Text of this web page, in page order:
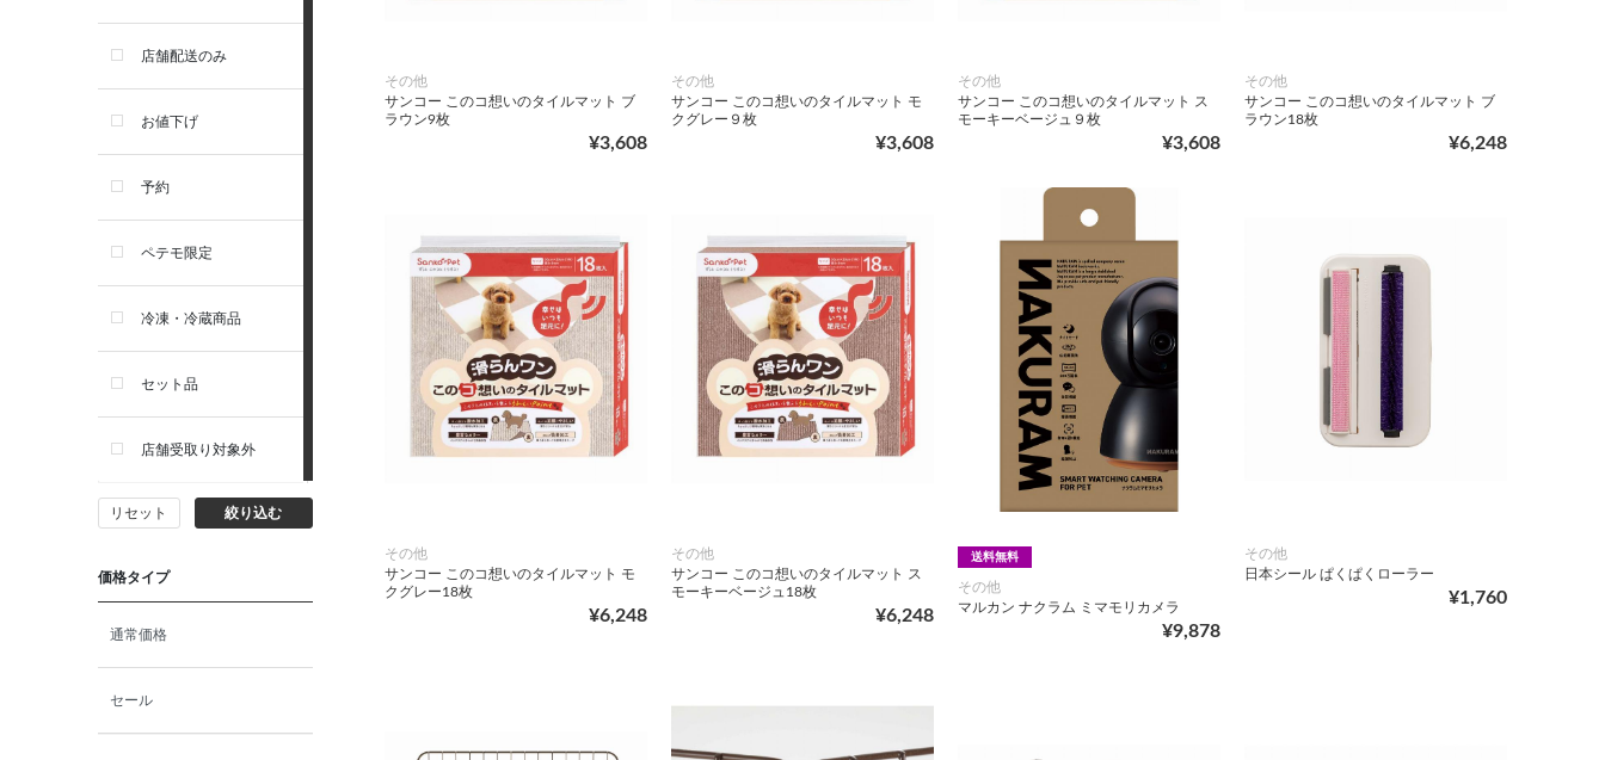
品
首輪・ハーネス(胴輪)・リー
猫ドライフード
猫ウェットフード
セレクトバランス
リガロ
ソルビダ
フィジカライフ
店舗配送のみ
お値下げ
予約
ペテモ限定
冷凍・冷蔵商品
セット品
店舗受取り対象外
リセット 絞り込む
価格タイプ
通常価格
セール
その他
サンコー このコ想いのタイルマット ブ
ラウン9枚
¥3,608
その他
サンコー このコ想いのタイルマット モ
クグレー９枚
¥3,608
その他
サンコー このコ想いのタイルマット ス
モーキーベージュ９枚
¥3,608
その他
サンコー このコ想いのタイルマット ブ
ラウン18枚
¥6,248
その他
サンコー このコ想いのタイルマット モ
クグレー18枚
¥6,248
その他
サンコー このコ想いのタイルマット ス
モーキーベージュ18枚
¥6,248
送料無料
その他
マルカン ナクラム ミマモリカメラ
¥9,878
その他
日本シール ぱくぱくローラー
¥1,760